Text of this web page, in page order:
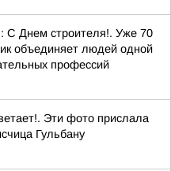
С Днем строителя!. Уже 70
объединяет людей одной
профессий
Эти фото прислала
Гульбану